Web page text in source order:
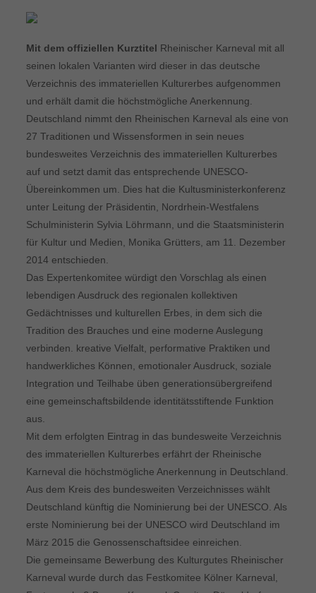
Mit dem offiziellen Kurztitel Rheinischer Karneval mit all
seinen lokalen Varianten wird dieser in das deutsche
Verzeichnis des immateriellen Kulturerbes aufgenommen
und erhält damit die höchstmögliche Anerkennung.
Deutschland nimmt den Rheinischen Karneval als eine von
27 Traditionen und Wissensformen in sein neues
bundesweites Verzeichnis des immateriellen Kulturerbes
auf und setzt damit das entsprechende UNESCO-
Übereinkommen um. Dies hat die Kultusministerkonferenz
unter Leitung der Präsidentin, Nordrhein-Westfalens
Schulministerin Sylvia Löhrmann, und die Staatsministerin
für Kultur und Medien, Monika Grütters, am 11. Dezember
2014 entschieden.
Das Expertenkomitee würdigt den Vorschlag als einen
lebendigen Ausdruck des regionalen kollektiven
Gedächtnisses und kulturellen Erbes, in dem sich die
Tradition des Brauches und eine moderne Auslegung
verbinden. kreative Vielfalt, performative Praktiken und
handwerkliches Können, emotionaler Ausdruck, soziale
Integration und Teilhabe üben generationsübergreifend
eine gemeinschaftsbildende identitätsstiftende Funktion
aus.
Mit dem erfolgten Eintrag in das bundesweite Verzeichnis
des immateriellen Kulturerbes erfährt der Rheinische
Karneval die höchstmögliche Anerkennung in Deutschland.
Aus dem Kreis des bundesweiten Verzeichnisses wählt
Deutschland künftig die Nominierung bei der UNESCO. Als
erste Nominierung bei der UNESCO wird Deutschland im
März 2015 die Genossenschaftsidee einreichen.
Die gemeinsame Bewerbung des Kulturgutes Rheinischer
Karneval wurde durch das Festkomitee Kölner Karneval,